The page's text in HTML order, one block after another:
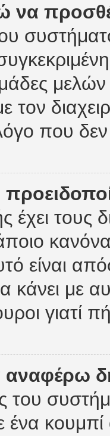
να
τον
που
έχει
είναι
κάνει με
γιατί
του
ένα